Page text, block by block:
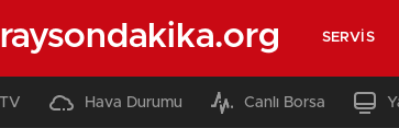
SERVIS
Hava Durumu Canlı Borsa